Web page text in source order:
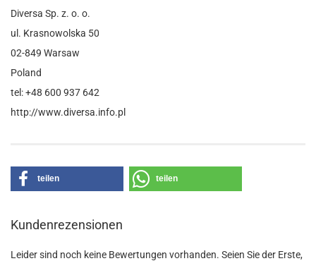
Diversa Sp. z. o. o.
ul. Krasnowolska 50
02-849 Warsaw
Poland
tel: +48 600 937 642
http://www.diversa.info.pl
teilen teilen
Kundenrezensionen
Leider sind noch keine Bewertungen vorhanden. Seien Sie der Erste,